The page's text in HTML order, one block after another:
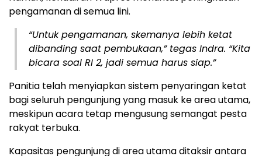
pengamanan di semua lini.
“Untuk pengamanan, skemanya lebih ketat
dibanding saat pembukaan,” tegas Indra. “Kita
bicara soal RI 2, jadi semua harus siap.”
Panitia telah menyiapkan sistem penyaringan ketat
bagi seluruh pengunjung yang masuk ke area utama,
meskipun acara tetap mengusung semangat pesta
rakyat terbuka.
Kapasitas pengunjung di area utama ditaksir antara